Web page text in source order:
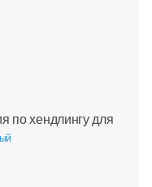
по хендлингу для